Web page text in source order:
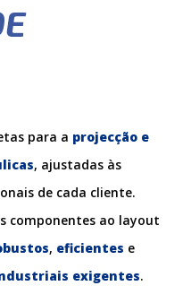
para a projecção e
, ajustadas às
de cada cliente.
componentes ao layout
, eficientes e
exigentes.